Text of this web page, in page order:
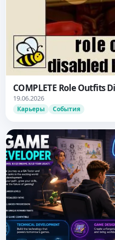
COMPLETE Role Outfits
19.06.2026
Карьеры События